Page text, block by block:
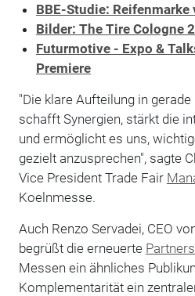
BBE-Studie:
Bilder: The Tire Cologne
Futurmotive - Expo &
Premiere
"Die klare Aufteilung in
schafft Synergien, stärkt die
und ermöglicht es uns,
gezielt anzusprechen", sagte
Vice President Trade Fair
Koelnmesse.
Auch Renzo Servadei, CEO
begrüßt die erneuerte
Messen ein ähnliches
Komplementarität ein